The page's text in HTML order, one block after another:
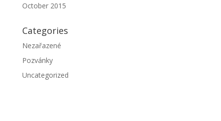
October 2015
Categories
Nezařazené
Pozvánky
Uncategorized